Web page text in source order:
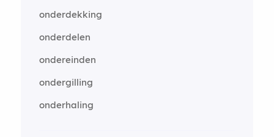
onderdekking
onderdelen
ondereinden
ondergilling
onderhaling